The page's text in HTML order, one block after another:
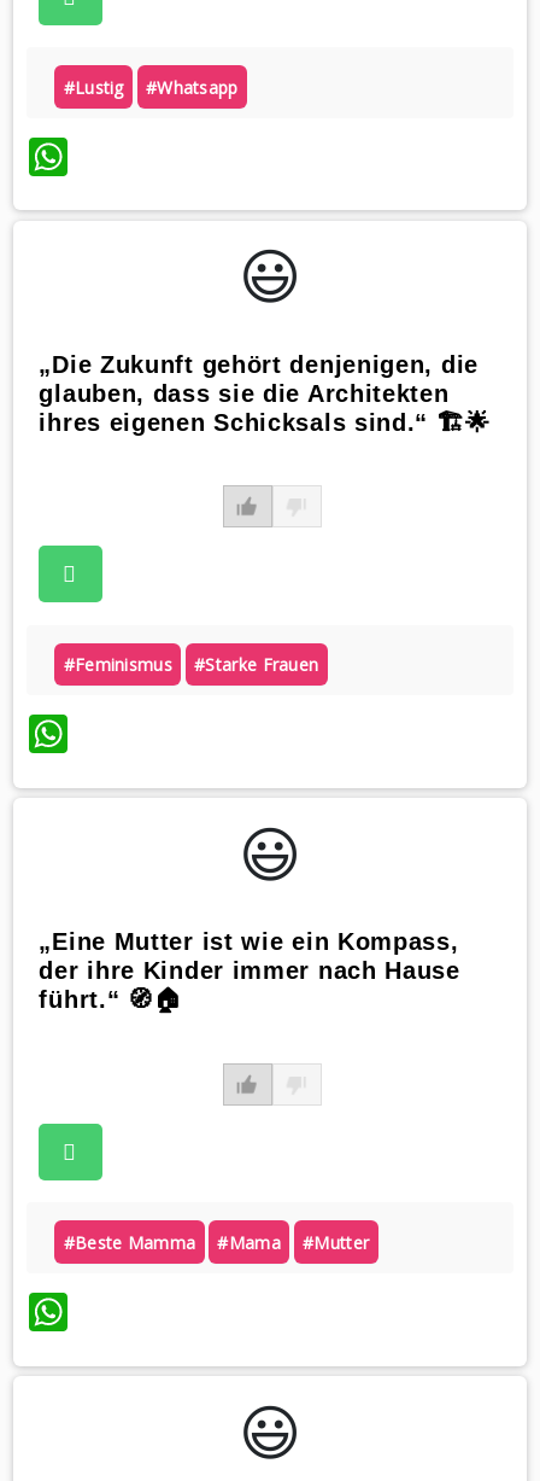
#lustig #whatsapp
WhatsApp
😃️
„Die Zukunft gehört denjenigen, die
glauben, dass sie die Architekten
ihres eigenen Schicksals sind.“ 🏗️🌟
#feminismus #starke Frauen
WhatsApp
😃️
„Eine Mutter ist wie ein Kompass,
der ihre Kinder immer nach Hause
führt.“ 🧭🏠
#beste Mamma #mama #mutter
WhatsApp
😃️